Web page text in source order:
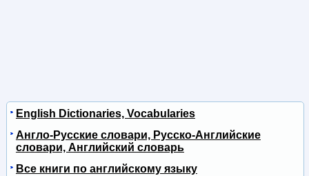
English Dictionaries, Vocabularies
Англо-Русские словари, Русско-Английские
словари, Английский словарь
Все книги по английскому языку